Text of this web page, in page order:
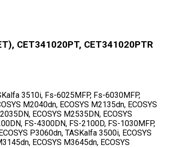
CET341020PT, CET341020PTR
3510i, Fs-6025MFP, Fs-6030MFP,
M2040dn, ECOSYS M2135dn, ECOSYS
ECOSYS M2535DN, ECOSYS
FS-4300DN, FS-2100D, FS-1030MFP,
P3060dn, TASKalfa 3500i, ECOSYS
ECOSYS M3645dn, ECOSYS